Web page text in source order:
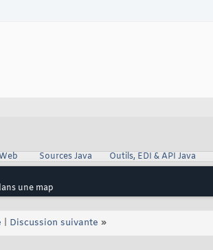
Sources Java Outils, EDI & API Java
une map
Discussion suivante »